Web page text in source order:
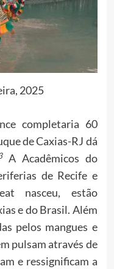
2025
completaria 60
de Caxias-RJ dá
A Acadêmicos do
de Recife e
nasceu, estão
e do Brasil. Além
pelos mangues e
pulsam através de
e ressignificam a